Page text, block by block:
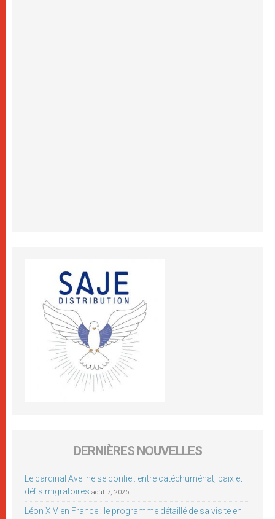
DERNIÈRES NOUVELLES
Le cardinal Aveline se confie : entre catéchuménat, paix et
défis migratoires août 7, 2026
Léon XIV en France : le programme détaillé de sa visite en